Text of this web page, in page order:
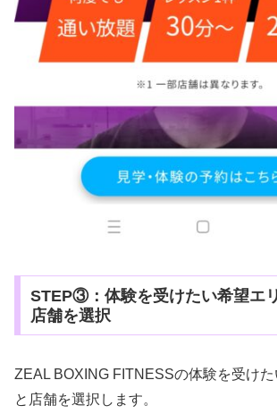
STEP③：体験を受けたい希望エ
店舗を選択
ZEAL BOXING FITNESSの体験を受け
と店舗を選択します。